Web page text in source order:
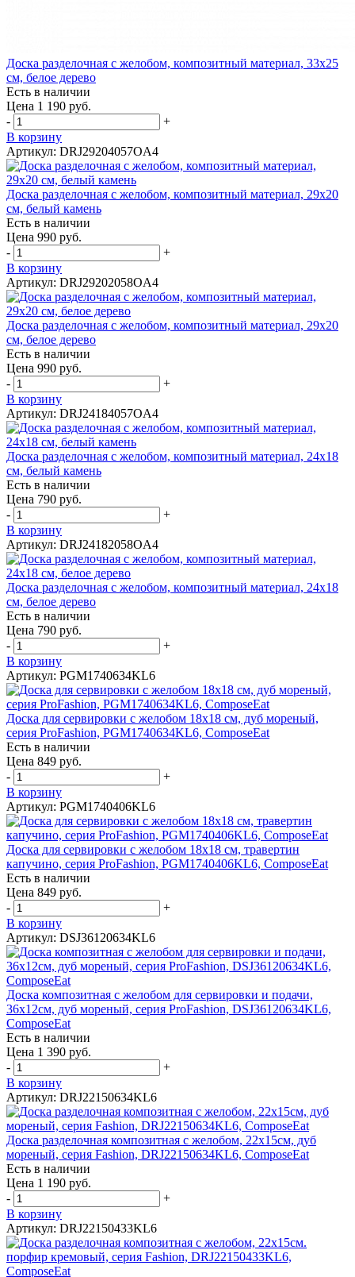
Доска разделочная с желобом, композитный материал, 33x25
см, белое дерево
Есть в наличии
Цена 1 190 руб.
-
+
В корзину
Артикул: DRJ29204057OA4
Доска разделочная с желобом, композитный материал, 29x20
см, белый камень
Есть в наличии
Цена 990 руб.
-
+
В корзину
Артикул: DRJ29202058OA4
Доска разделочная с желобом, композитный материал, 29x20
см, белое дерево
Есть в наличии
Цена 990 руб.
-
+
В корзину
Артикул: DRJ24184057OA4
Доска разделочная с желобом, композитный материал, 24x18
см, белый камень
Есть в наличии
Цена 790 руб.
-
+
В корзину
Артикул: DRJ24182058OA4
Доска разделочная с желобом, композитный материал, 24x18
см, белое дерево
Есть в наличии
Цена 790 руб.
-
+
В корзину
Артикул: PGM1740634KL6
Доска для сервировки с желобом 18х18 см, дуб мореный,
серия ProFashion, PGM1740634KL6, ComposeEat
Есть в наличии
Цена 849 руб.
-
+
В корзину
Артикул: PGM1740406KL6
Доска для сервировки c желобом 18х18 см, травертин
капучино, серия ProFashion, PGM1740406KL6, ComposeEat
Есть в наличии
Цена 849 руб.
-
+
В корзину
Артикул: DSJ36120634KL6
Доска композитная с желобом для сервировки и подачи,
36х12см, дуб мореный, серия ProFashion, DSJ36120634KL6,
ComposeEat
Есть в наличии
Цена 1 390 руб.
-
+
В корзину
Артикул: DRJ22150634KL6
Доска разделочная композитная с желобом, 22х15см, дуб
мореный, серия Fashion, DRJ22150634KL6, ComposeEat
Есть в наличии
Цена 1 190 руб.
-
+
В корзину
Артикул: DRJ22150433KL6